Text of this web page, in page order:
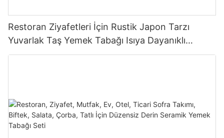
Restoran Ziyafetleri İçin Rustik Japon Tarzı
Yuvarlak Taş Yemek Tabağı Isıya Dayanıklı
Yeniden Kullanılabilir Ticari Sınıf Sofra Takımı